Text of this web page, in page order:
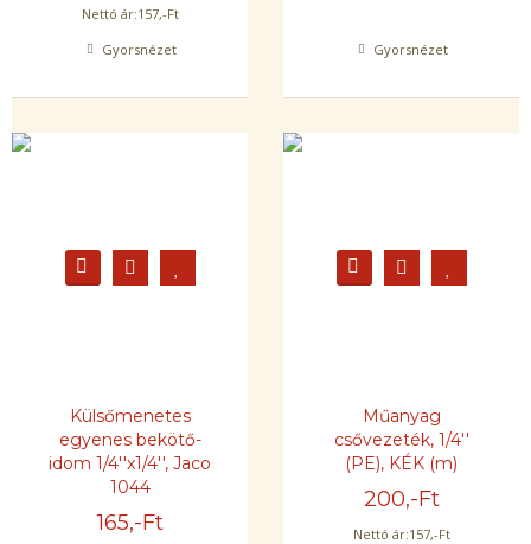
Nettó ár:157,-Ft
Gyorsnézet
Gyorsnézet
Külsőmenetes
egyenes bekötő-
idom 1/4''x1/4'', Jaco
1044
165,-Ft
Műanyag
csővezeték, 1/4''
(PE), KÉK (m)
200,-Ft
Nettó ár:157,-Ft